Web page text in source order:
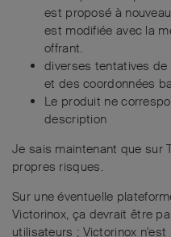
est proposé à
est modifiée avec la
offrant.
diverses tentatives
et des coordonnées
Le produit ne
description
Je sais maintenant que sur
propres risques.
Sur une éventuelle
Victorinox, ça devrait être
utilisateurs ; Victorinox